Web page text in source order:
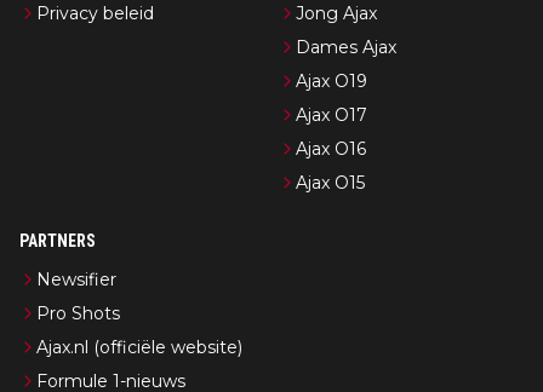
Privacy beleid
Jong Ajax
Dames Ajax
Ajax O19
Ajax O17
Ajax O16
Ajax O15
PARTNERS
Newsifier
Pro Shots
Ajax.nl (officiële website)
Formule 1-nieuws